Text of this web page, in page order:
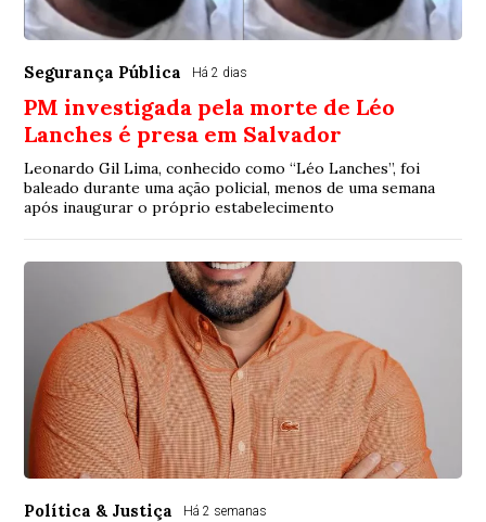
Segurança Pública Há 2 dias
PM investigada pela morte de Léo
Lanches é presa em Salvador
Leonardo Gil Lima, conhecido como “Léo Lanches”, foi
baleado durante uma ação policial, menos de uma semana
após inaugurar o próprio estabelecimento
Política & Justiça Há 2 semanas